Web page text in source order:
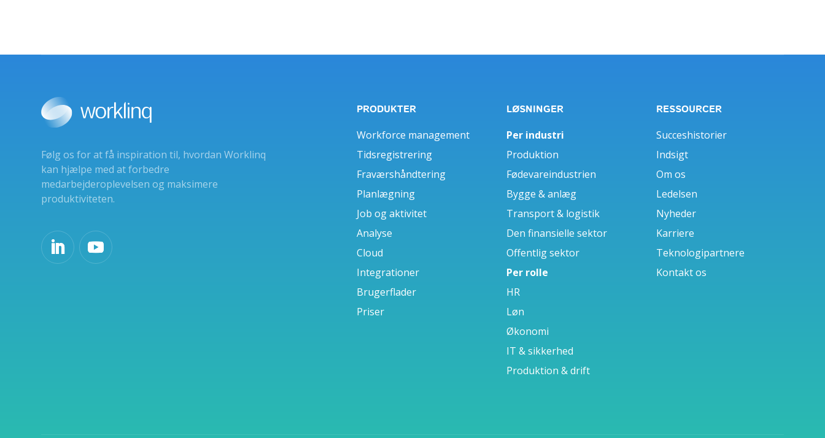
Følg os for at få inspiration til, hvordan Worklinq
kan hjælpe med at forbedre
medarbejderoplevelsen og maksimere
produktiviteten.
PRODUKTER
Workforce management
Tidsregistrering
Fraværshåndtering
Planlægning
Job og aktivitet
Analyse
Cloud
Integrationer
Brugerflader
Priser
LØSNINGER
Per industri
Produktion
Fødevareindustrien
Bygge & anlæg
Transport & logistik
Den finansielle sektor
Offentlig sektor
Per rolle
HR
Løn
Økonomi
IT & sikkerhed
Produktion & drift
RESSOURCER
Succeshistorier
Indsigt
Om os
Ledelsen
Nyheder
Karriere
Teknologipartnere
Kontakt os